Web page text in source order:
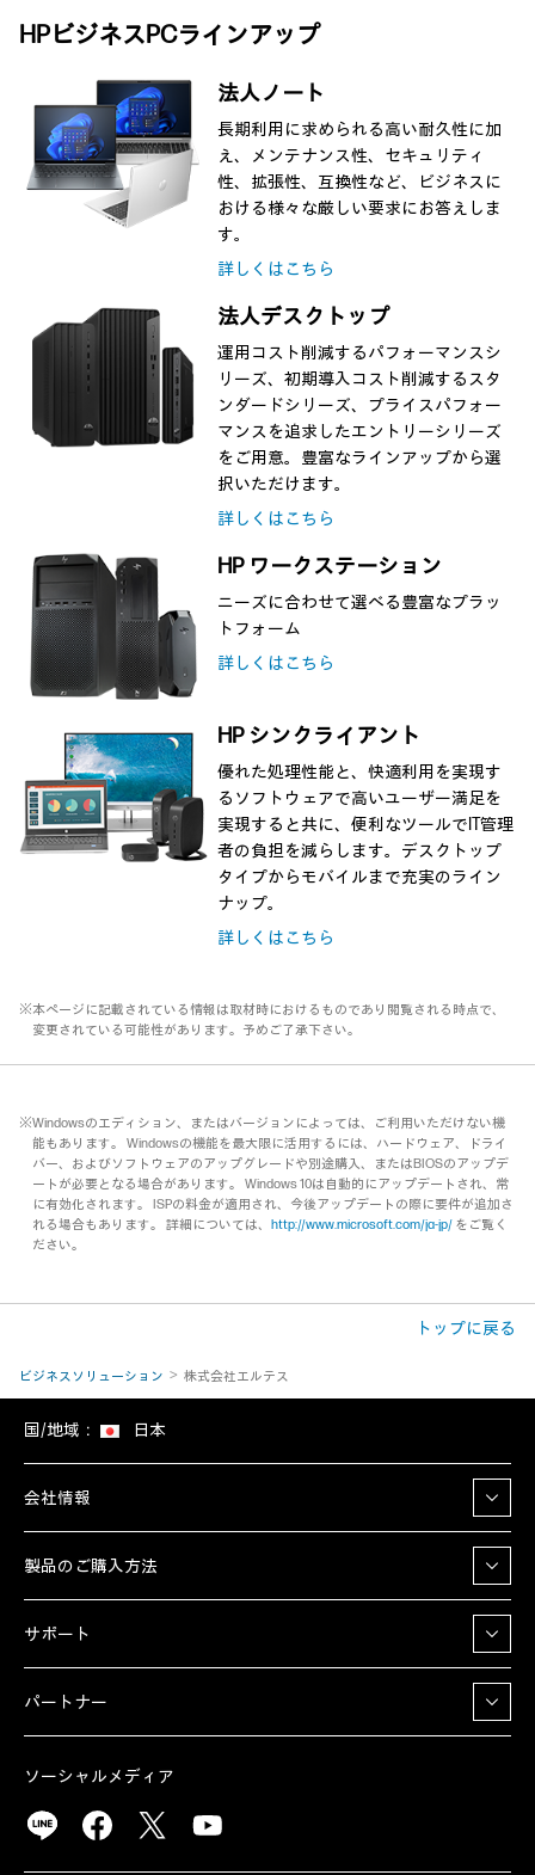
HPビジネスPCラインアップ
法人ノート
長期利用に求められる高い耐久性に加
え、メンテナンス性、セキュリティ
性、拡張性、互換性など、ビジネスに
おける様々な厳しい要求にお答えしま
す。
詳しくはこちら
法人デスクトップ
運用コスト削減するパフォーマンスシ
リーズ、初期導入コスト削減するスタ
ンダードシリーズ、プライスパフォー
マンスを追求したエントリーシリーズ
をご用意。豊富なラインアップから選
択いただけます。
詳しくはこちら
HP ワークステーション
ニーズに合わせて選べる豊富なプラッ
トフォーム
詳しくはこちら
HP シンクライアント
優れた処理性能と、快適利用を実現す
るソフトウェアで高いユーザー満足を
実現すると共に、便利なツールでIT管理
者の負担を減らします。デスクトップ
タイプからモバイルまで充実のライン
ナップ。
詳しくはこちら
※本ページに記載されている情報は取材時におけるものであり閲覧される時点で、
変更されている可能性があります。予めご了承下さい。
※Windowsのエディション、またはバージョンによっては、ご利用いただけない機
能もあります。 Windowsの機能を最大限に活用するには、ハードウェア、ドライ
バー、およびソフトウェアのアップグレードや別途購入、またはBIOSのアップデ
ートが必要となる場合があります。 Windows 10は自動的にアップデートされ、常
に有効化されます。 ISPの料金が適用され、今後アップデートの際に要件が追加さ
れる場合もあります。 詳細については、 http://www.microsoft.com/ja-jp/ をご覧く
ださい。
トップに戻る
ビジネスソリューション 株式会社エルテス
国/地域： 日本
会社情報
製品のご購入方法
サポート
パートナー
ソーシャルメディア